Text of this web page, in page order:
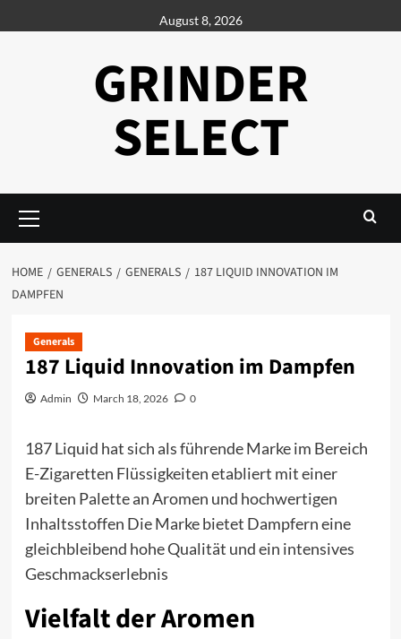
to
August 8, 2026
GRINDER
SELECT
Menu
HOME GENERALS GENERALS
187 LIQUID INNOVATION IM
DAMPFEN
Generals
187 Liquid Innovation im Dampfen
Admin March 18, 2026 0
187 Liquid hat sich als führende Marke im Bereich
E-Zigaretten Flüssigkeiten etabliert mit einer
breiten Palette an Aromen und hochwertigen
Inhaltsstoffen Die Marke bietet Dampfern eine
gleichbleibend hohe Qualität und ein intensives
Geschmackserlebnis
Vielfalt der Aromen